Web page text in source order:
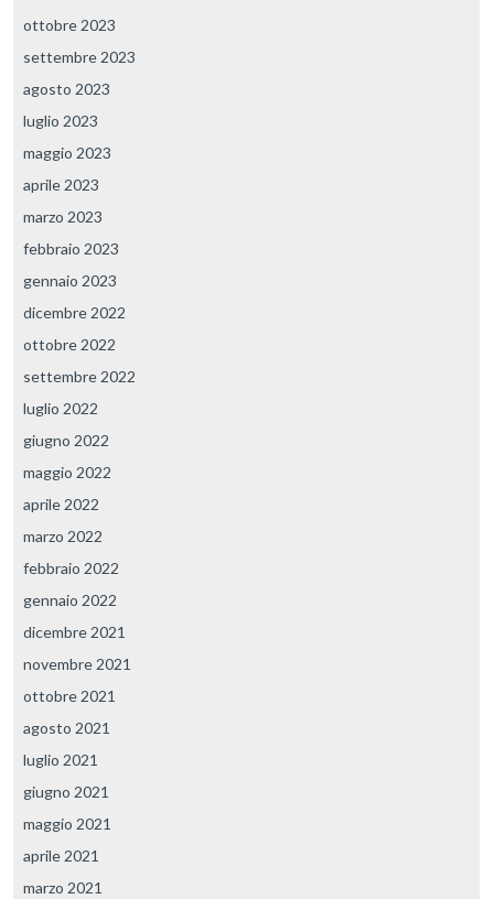
ottobre 2023
settembre 2023
agosto 2023
luglio 2023
maggio 2023
aprile 2023
marzo 2023
febbraio 2023
gennaio 2023
dicembre 2022
ottobre 2022
settembre 2022
luglio 2022
giugno 2022
maggio 2022
aprile 2022
marzo 2022
febbraio 2022
gennaio 2022
dicembre 2021
novembre 2021
ottobre 2021
agosto 2021
luglio 2021
giugno 2021
maggio 2021
aprile 2021
marzo 2021